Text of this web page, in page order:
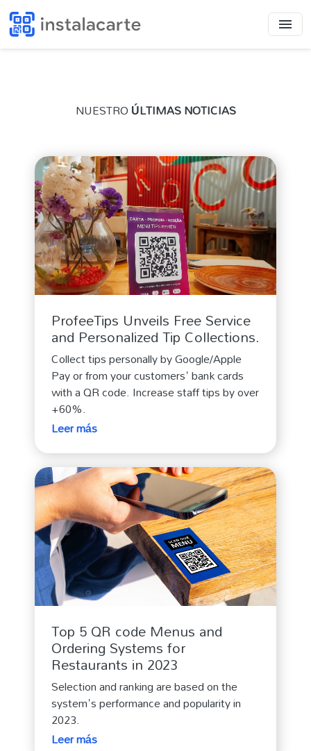
NUESTROÚLTIMAS NOTICIAS
ProfeeTips Unveils Free Service
and Personalized Tip Collections.
Collect tips personally by Google/Apple
Pay or from your customers' bank cards
with a QR code. Increase staff tips by over
+60%.
Leer más
Top 5 QR code Menus and
Ordering Systems for
Restaurants in 2023
Selection and ranking are based on the
system's performance and popularity in
2023.
Leer más